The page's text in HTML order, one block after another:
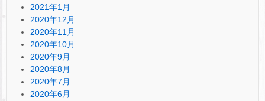
2021年1月
2020年12月
2020年11月
2020年10月
2020年9月
2020年8月
2020年7月
2020年6月